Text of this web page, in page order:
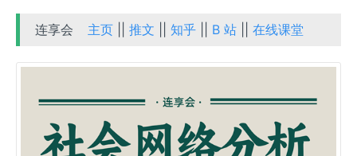
连享会 主页 ||推文 ||知乎 B 站 ||在线课堂